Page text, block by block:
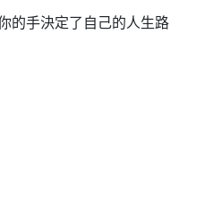
的手決定了自己的人生路